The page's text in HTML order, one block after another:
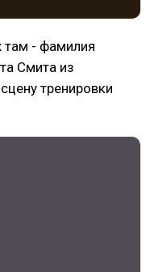
там - фамилия
Смита из
тренировки